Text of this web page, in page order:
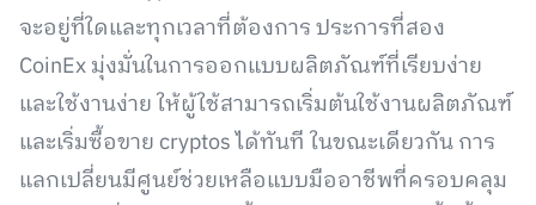
จะอยู่ที่ใดและทุกเวลาที่ต้องการ ประการที่สอง
CoinEx มุ่งมั่นในการออกแบบผลิตภัณฑ์ที่เรียบง่าย
และใช้งานง่าย ให้ผู้ใช้สามารถเริ่มต้นใช้งานผลิตภัณฑ์
และเริ่มซื้อขาย cryptos ได้ทันที ในขณะเดียวกัน การ
แลกเปลี่ยนมีศูนย์ช่วยเหลือแบบมืออาชีพที่ครอบคลุม